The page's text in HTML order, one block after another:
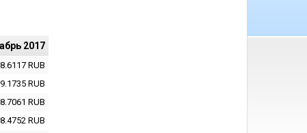
2017
RUB
RUB
RUB
RUB